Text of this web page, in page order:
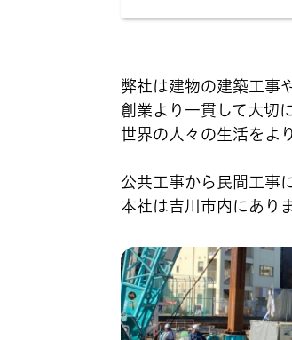
弊社は建物の建築工事
創業より一貫して大切
世界の人々の生活をよ
公共工事から民間工事
本社は吉川市内にあり